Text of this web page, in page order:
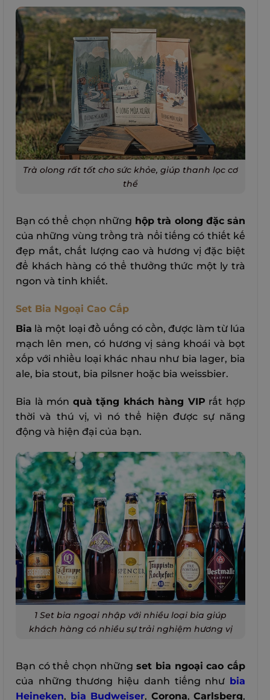
Trà olong rất tốt cho sức khỏe, giúp thanh lọc cơ
thể
Bạn có thể chọn những hộp trà olong đặc sản
của những vùng trồng trà nổi tiếng có thiết kế
đẹp mắt, chất lượng cao và hương vị đặc biệt
để khách hàng có thể thưởng thức một ly trà
ngon và tinh khiết.
Set Bia Ngoại Cao Cấp
Bia là một loại đồ uống có cồn, được làm từ lúa
mạch lên men, có hương vị sảng khoái và bọt
xốp với nhiều loại khác nhau như bia lager, bia
ale, bia stout, bia pilsner hoặc bia weissbier.
Bia là món quà tặng khách hàng VIP rất hợp
thời và thú vị, vì nó thể hiện được sự năng
động và hiện đại của bạn.
1 Set bia ngoại nhập với nhiều loại bia giúp
khách hàng có nhiều sự trải nghiệm hương vị
Bạn có thể chọn những set bia ngoại cao cấp
của những thương hiệu danh tiếng như bia
Heineken, bia Budweiser, Corona, Carlsberg,